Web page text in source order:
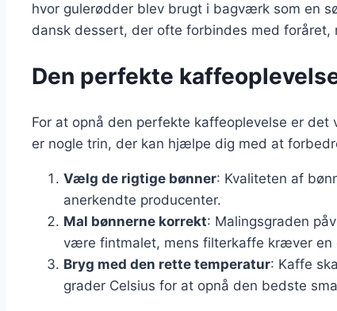
hvor gulerødder blev brugt i bagværk som en
dansk dessert, der ofte forbindes med
Den perfekte
For at opnå den perfekte kaffeoplevelse er
er nogle trin, der kan hjælpe dig med at
Vælg de rigtige bønner: Kvaliteten af
anerkendte producenter.
Mal bønnerne korrekt: Malingsgraden
være fintmalet, mens filterkaffe kræver en
Bryg med den rette temperatur: Kaffe
grader Celsius for at opnå den bedste